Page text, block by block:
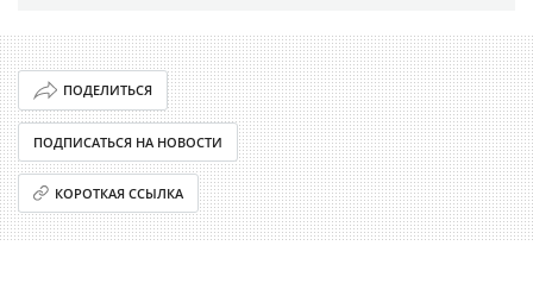
ПОДЕЛИТЬСЯ
ПОДПИСАТЬСЯ НА НОВОСТИ
КОРОТКАЯ ССЫЛКА